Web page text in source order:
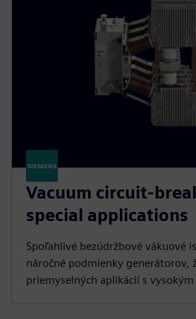
Vacuum circuit-
special applications
Spoľahlivé bezúdržbové vákuové
náročné podmienky generátorov,
priemyselných aplikácií s